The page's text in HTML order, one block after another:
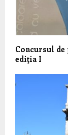
Concursul de
ediţia I